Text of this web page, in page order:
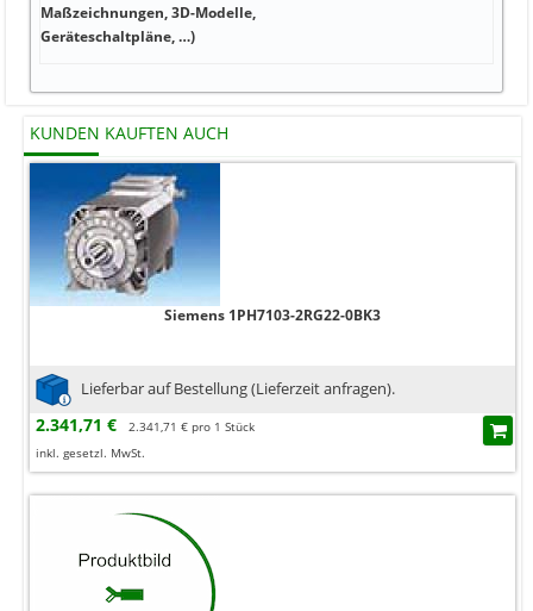
Maßzeichnungen, 3D-Modelle,
Geräteschaltpläne, …)
KUNDEN KAUFTEN AUCH
Siemens 1PH7103-2RG22-0BK3
Lieferbar auf Bestellung (Lieferzeit anfragen).
2.341,71 €
2.341,71 € pro 1 Stück
inkl. gesetzl. MwSt.